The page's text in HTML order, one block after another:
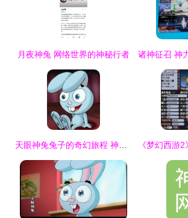
月夜神兔 网络世界的神秘行者
天眼神兔兔子的奇幻旅程 神兔网络的未来启示